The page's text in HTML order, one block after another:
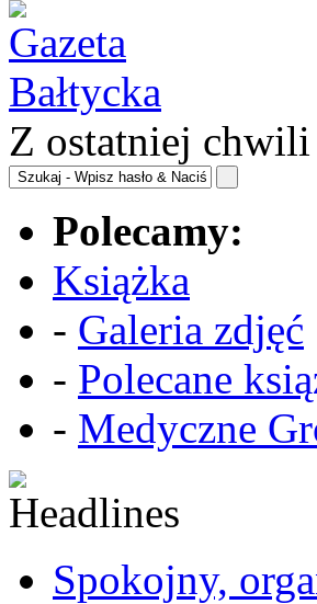
Z ostatniej chwili
Polecamy:
Książka
- Galeria zdjęć
- Polecane
- Medyczne
Spokojny,